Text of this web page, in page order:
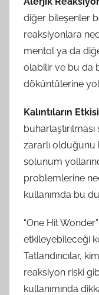
diğer bileşenler
reaksiyonlara
mentol ya da
olabilir ve bu da
döküntülerine
Kalıntıların Etkisi
buharlaştırılması
zararlı olduğunu
solunum
problemlerine
kullanımda bu
“One Hit
etkileyebileceği
Tatlandırıcılar,
reaksiyon riski
kullanımında